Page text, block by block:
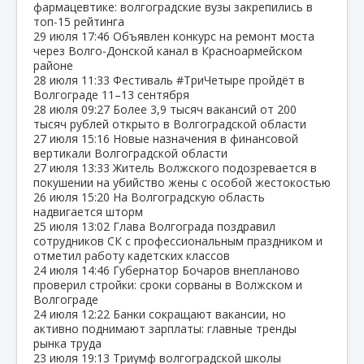
фармацевтике: волгоградские вузы закрепились в
топ‑15 рейтинга
29 июля 17:46 Объявлен конкурс на ремонт моста
через Волго‑Донской канал в Красноармейском
районе
28 июля 11:33 Фестиваль #ТриЧетыре пройдёт в
Волгограде 11–13 сентября
28 июля 09:27 Более 3,9 тысяч вакансий от 200
тысяч рублей открыто в Волгоградской области
27 июля 15:16 Новые назначения в финансовой
вертикали Волгоградской области
27 июля 13:33 Житель Волжского подозревается в
покушении на убийство жены с особой жестокостью
26 июля 15:20 На Волгоградскую область
надвигается шторм
25 июля 13:02 Глава Волгограда поздравил
сотрудников СК с профессиональным праздником и
отметил работу кадетских классов
24 июля 14:46 Губернатор Бочаров внепланово
проверил стройки: сроки сорваны в Волжском и
Волгограде
24 июля 12:22 Банки сокращают вакансии, но
активно поднимают зарплаты: главные тренды
рынка труда
23 июля 19:13 Триумф волгоградской школы